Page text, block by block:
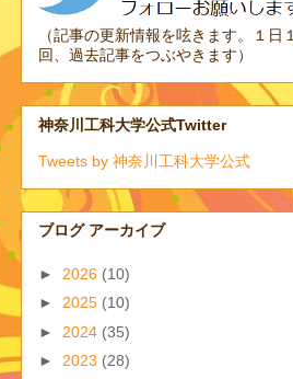
（記事の更新情報を呟きます。１日１
回、過去記事をつぶやきます）
神奈川工科大学公式Twitter
Tweets by 神奈川工科大学公式
ブログ アーカイブ
► 2026 (10)
► 2025 (10)
► 2024 (35)
► 2023 (28)